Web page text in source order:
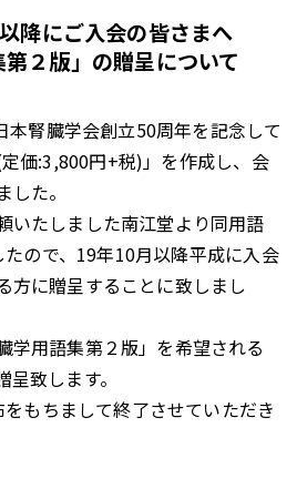
降にご入会の皆さまへ
第２版」の贈呈について
腎臓学会創立50周年を記念して
定価:3,800円+税)」を作成し、会
た。
いたしました南江堂より同用語
ので、19年10月以降平成に入会
方に贈呈することに致しまし
学用語集第２版」を希望される
致します。
もちまして終了させていただき